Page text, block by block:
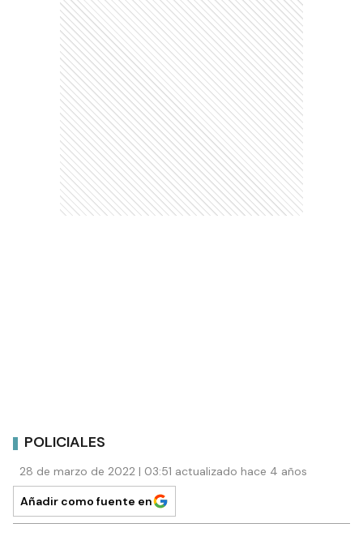
POLICIALES
28 de marzo de 2022 | 03:51 actualizado hace 4 años
Añadir como fuente en